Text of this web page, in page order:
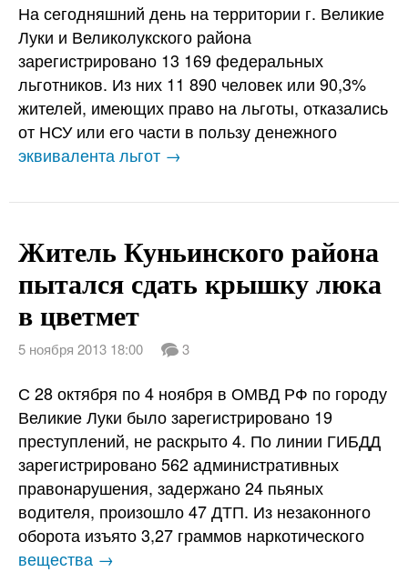
На сегодняшний день на территории г. Великие
Луки и Великолукского района
зарегистрировано 13 169 федеральных
льготников. Из них 11 890 человек или 90,3%
жителей, имеющих право на льготы, отказались
от НСУ или его части в пользу денежного
эквивалента льгот →
Житель Куньинского района
пытался сдать крышку люка
в цветмет
5 ноября 2013 18:00 3
С 28 октября по 4 ноября в ОМВД РФ по городу
Великие Луки было зарегистрировано 19
преступлений, не раскрыто 4. По линии ГИБДД
зарегистрировано 562 административных
правонарушения, задержано 24 пьяных
водителя, произошло 47 ДТП. Из незаконного
оборота изъято 3,27 граммов наркотического
вещества →